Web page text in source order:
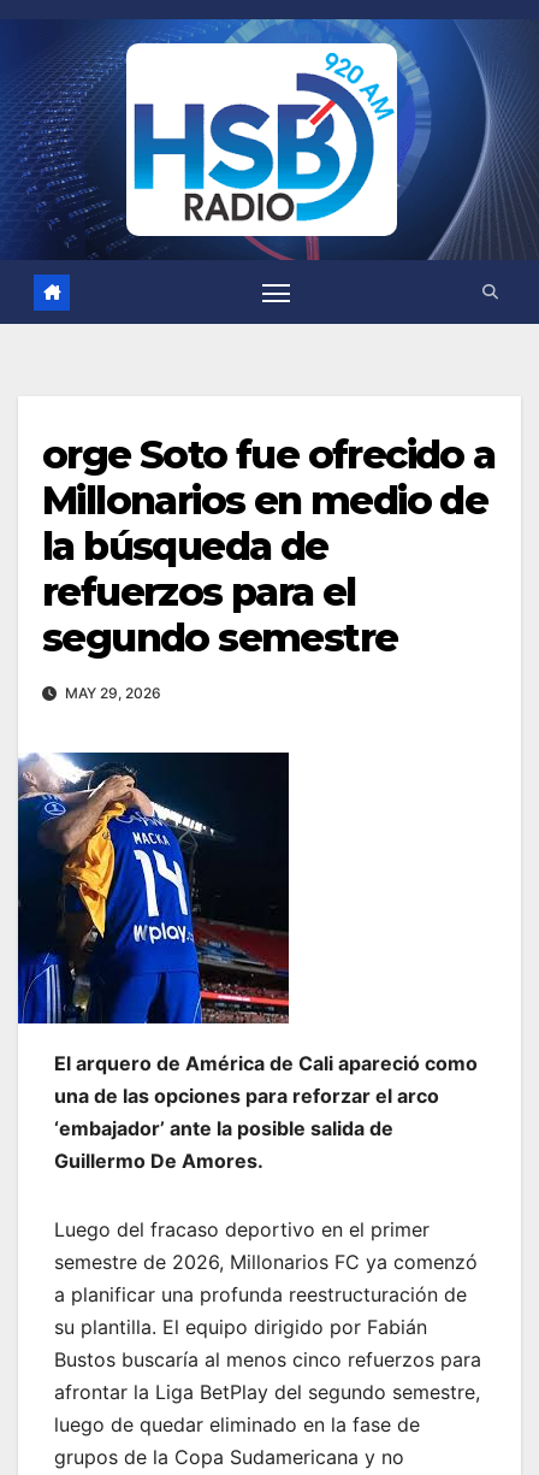
contenido
orge Soto fue ofrecido a
Millonarios en medio de
la búsqueda de
refuerzos para el
segundo semestre
MAY 29, 2026
El arquero de América de Cali apareció como
una de las opciones para reforzar el arco
‘embajador’ ante la posible salida de
Guillermo De Amores.
Luego del fracaso deportivo en el primer
semestre de 2026, Millonarios FC ya comenzó
a planificar una profunda reestructuración de
su plantilla. El equipo dirigido por Fabián
Bustos buscaría al menos cinco refuerzos para
afrontar la Liga BetPlay del segundo semestre,
luego de quedar eliminado en la fase de
grupos de la Copa Sudamericana y no